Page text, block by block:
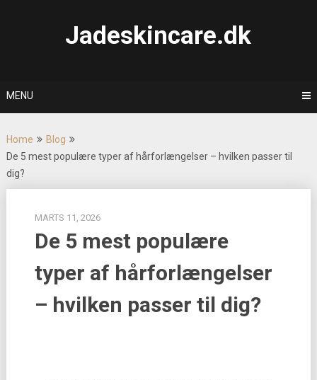
Jadeskincare.dk
MENU
Home
Blog
De 5 mest populære typer af hårforlængelser – hvilken passer til
dig?
MARTS 11, 2026
De 5 mest populære
typer af hårforlængelser
– hvilken passer til dig?